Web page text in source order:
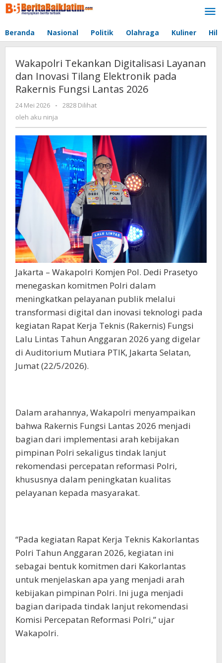
Lewati
ke
Beranda Nasional Politik Olahraga Kuliner
Wakapolri Tekankan Digitalisasi Layanan
dan Inovasi Tilang Elektronik pada
Rakernis Fungsi Lantas 2026
24 Mei 2026
oleh
aku
-
2828 Dilihat
oleh aku ninja
Jakarta – Wakapolri Komjen Pol. Dedi Prasetyo
menegaskan komitmen Polri dalam
meningkatkan pelayanan publik melalui
transformasi digital dan inovasi teknologi pada
kegiatan Rapat Kerja Teknis (Rakernis) Fungsi
Lalu Lintas Tahun Anggaran 2026 yang digelar
di Auditorium Mutiara PTIK, Jakarta Selatan,
Jumat (22/5/2026).
Dalam arahannya, Wakapolri menyampaikan
bahwa Rakernis Fungsi Lantas 2026 menjadi
bagian dari implementasi arah kebijakan
pimpinan Polri sekaligus tindak lanjut
rekomendasi percepatan reformasi Polri,
khususnya dalam peningkatan kualitas
pelayanan kepada masyarakat.
“Pada kegiatan Rapat Kerja Teknis Kakorlantas
Polri Tahun Anggaran 2026, kegiatan ini
sebagai bentuk komitmen dari Kakorlantas
untuk menjelaskan apa yang menjadi arah
kebijakan pimpinan Polri. Ini juga menjadi
bagian daripada tindak lanjut rekomendasi
Komisi Percepatan Reformasi Polri,” ujar
Wakapolri.